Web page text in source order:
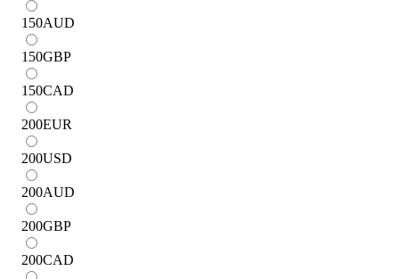
150AUD
150GBP
150CAD
200EUR
200USD
200AUD
200GBP
200CAD